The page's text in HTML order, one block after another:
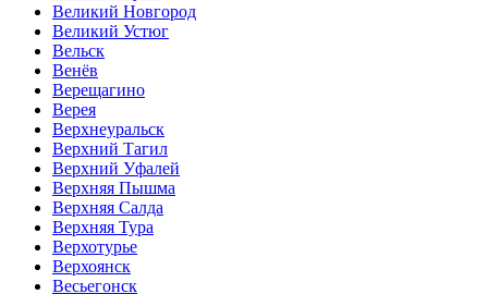
Великий Новгород
Великий Устюг
Вельск
Венёв
Верещагино
Верея
Верхнеуральск
Верхний Тагил
Верхний Уфалей
Верхняя Пышма
Верхняя Салда
Верхняя Тура
Верхотурье
Верхоянск
Весьегонск